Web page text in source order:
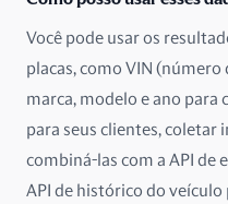
Dinamarca
Equador
Eslováquia
Você pode usar os
placas, como VIN
marca, modelo e ano para
para seus clientes, coletar
combiná-las com a API de
API de histórico do